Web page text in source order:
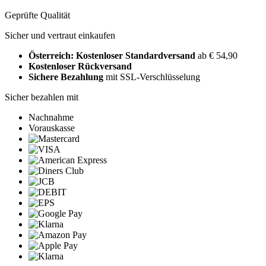
Geprüfte Qualität
Sicher und vertraut einkaufen
Österreich: Kostenloser Standardversand ab € 54,90
Kostenloser Rückversand
Sichere Bezahlung mit SSL-Verschlüsselung
Sicher bezahlen mit
Nachnahme
Vorauskasse